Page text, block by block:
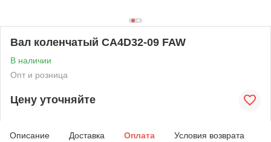
Вал коленчатый CA4D32-09 FAW
В наличии
Опт и розница
Цену уточняйте
Описание Доставка Оплата Условия возврата